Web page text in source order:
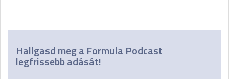
Hallgasd meg a Formula Podcast
legfrissebb adását!